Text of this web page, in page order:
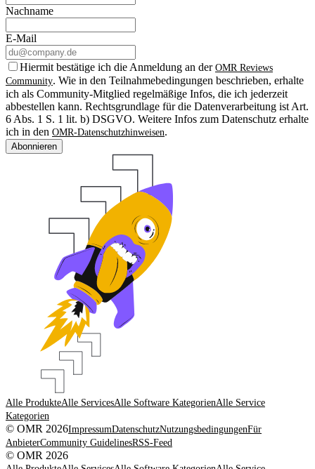
Nachname
E-Mail
Hiermit bestätige ich die Anmeldung an der OMR Reviews
Community. Wie in den Teilnahmebedingungen beschrieben, erhalte
ich als Community-Mitglied regelmäßige Infos, die ich jederzeit
abbestellen kann. Rechtsgrundlage für die Datenverarbeitung ist Art.
6 Abs. 1 S. 1 lit. b) DSGVO. Weitere Infos zum Datenschutz erhalte
ich in den OMR-Datenschutzhinweisen.
Abonnieren
Alle ProdukteAlle ServicesAlle Software KategorienAlle Service
Kategorien
© OMR 2026ImpressumDatenschutzNutzungsbedingungenFür
AnbieterCommunity GuidelinesRSS-Feed
© OMR 2026